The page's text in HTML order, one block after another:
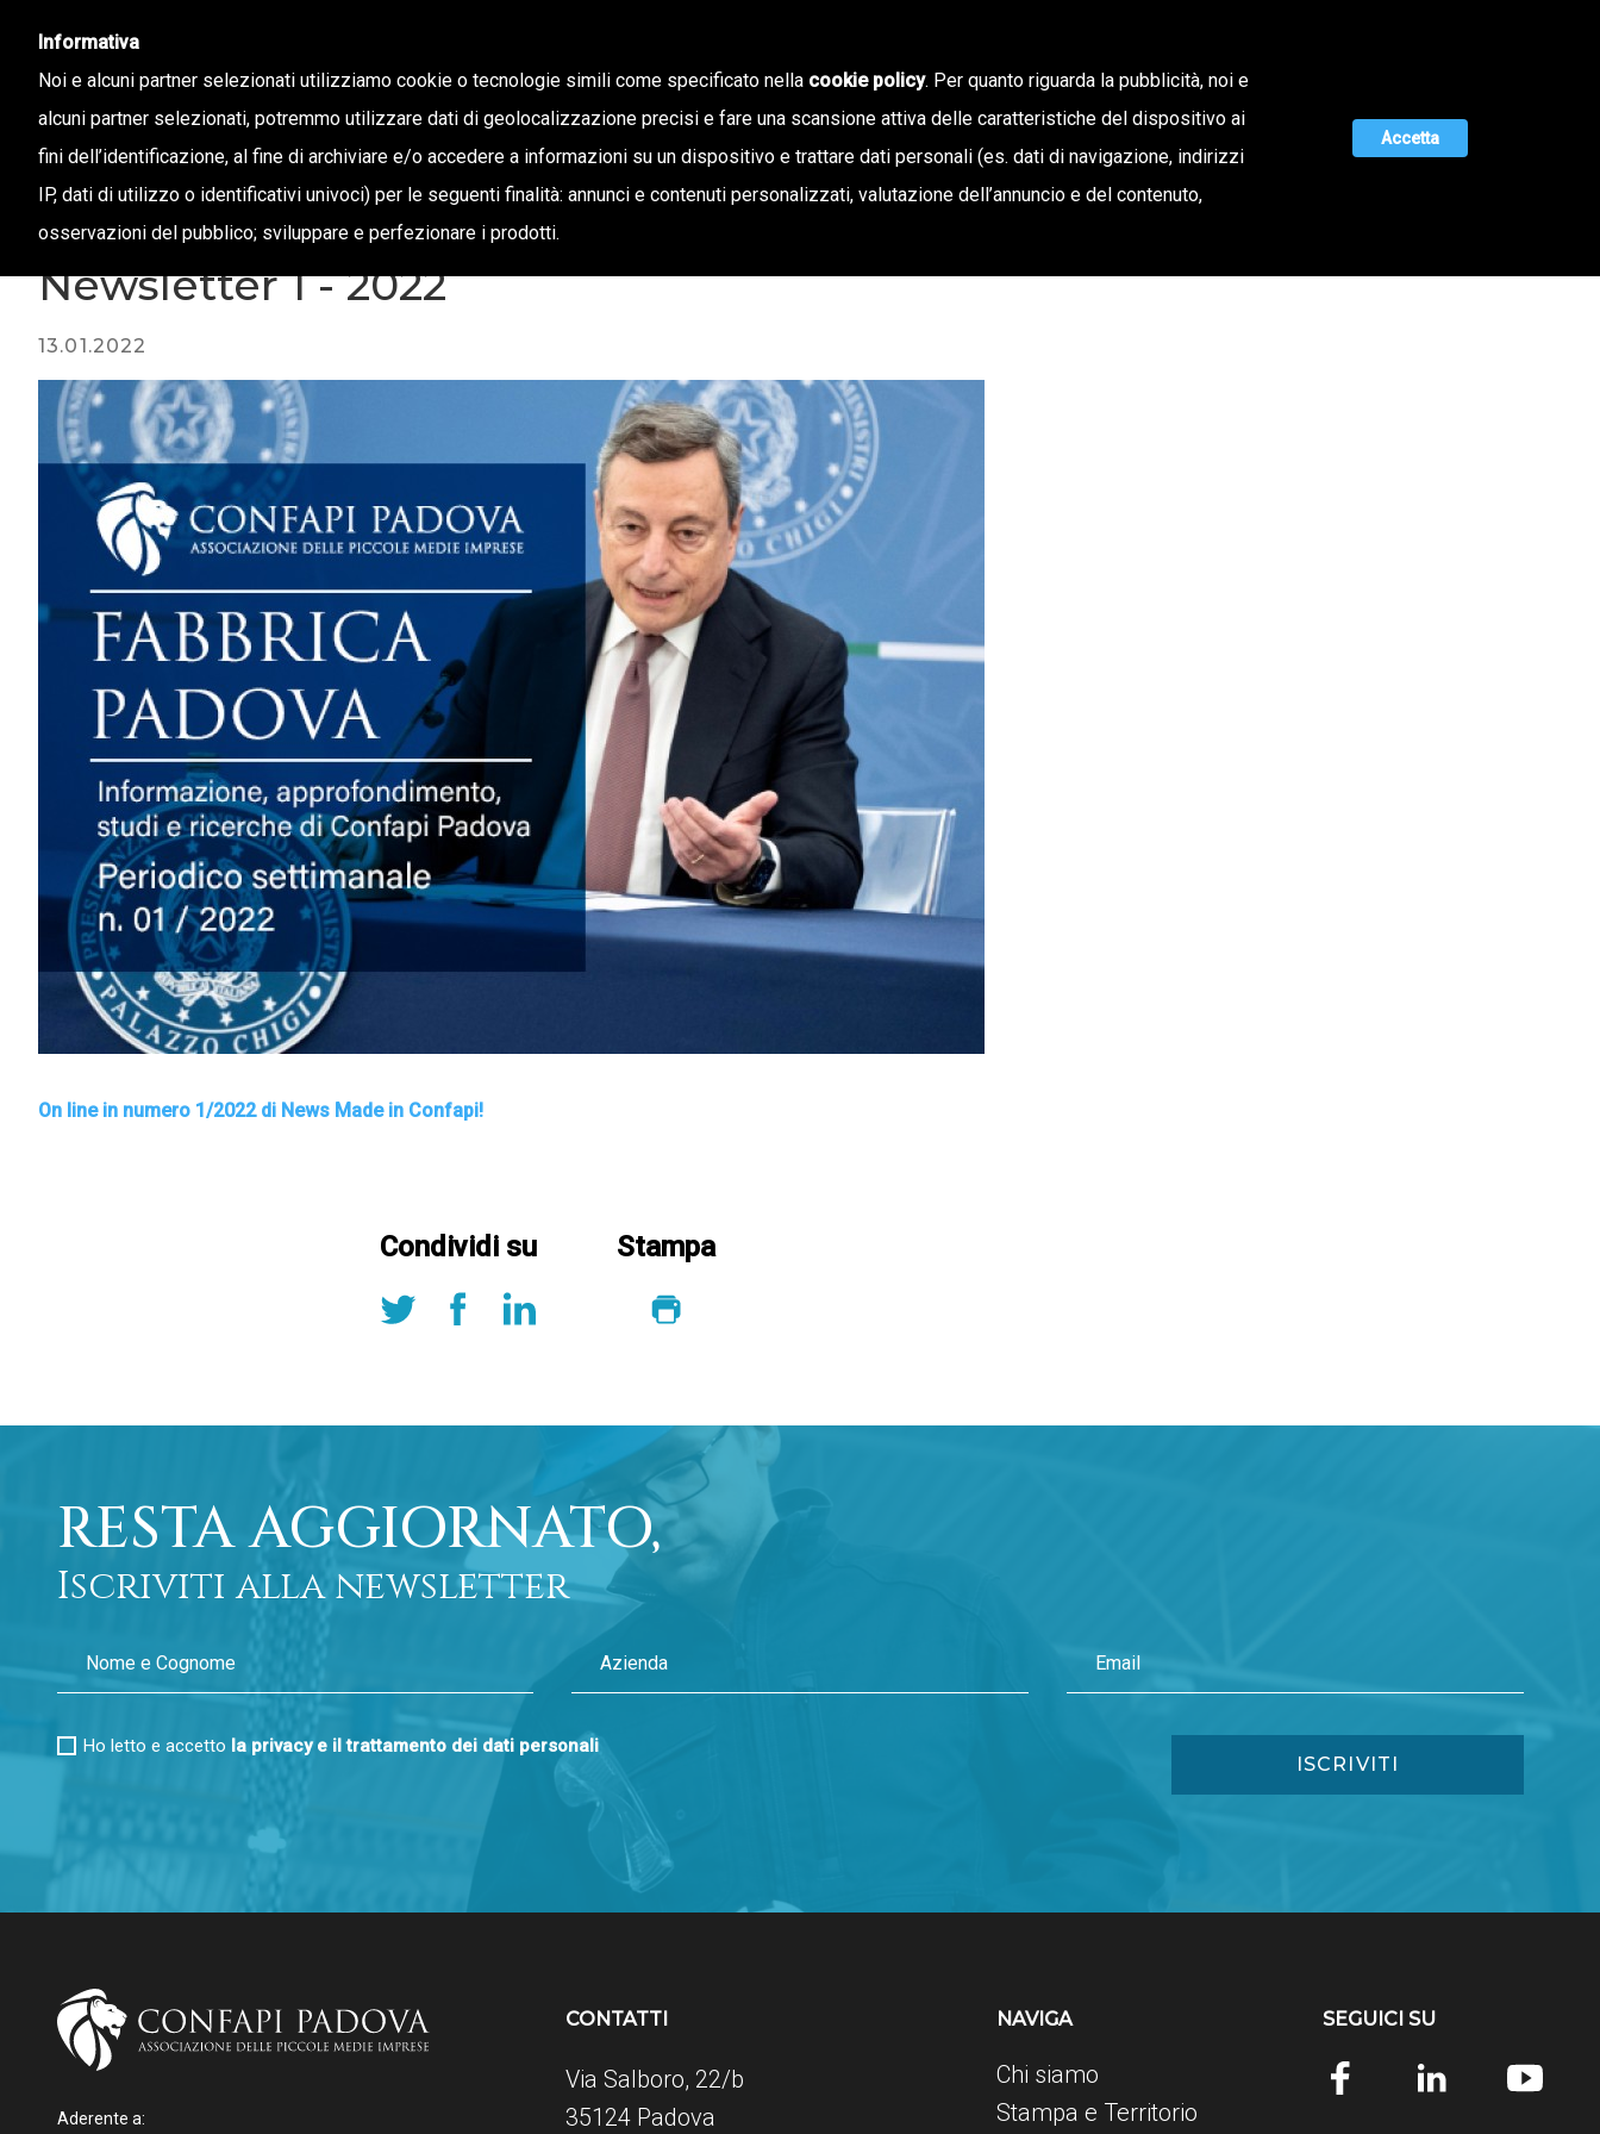
info@confapi.padova.it
CHI SIAMO STAMPA E TERRITORIO NOTIZIE OFFERTA DI VALORE MAGAZINE UNISCITI A NOI
Magazine /
Newsletter 1 - 2022
13.01.2022
On line in numero 1/2022 di News Made in Confapi!
Condividi su Stampa
RESTA AGGIORNATO,
Iscriviti alla newsletter
Ho letto e accetto la privacy e il trattamento dei dati personali
Aderente a:
CONTATTI
Via Salboro, 22/b
35124 Padova
NAVIGA
Chi siamo
Stampa e Territorio
SEGUICI SU
Informativa
Noi e alcuni partner selezionati utilizziamo cookie o tecnologie simili come specificato nella cookie policy. Per quanto riguarda la pubblicità, noi e
alcuni partner selezionati, potremmo utilizzare dati di geolocalizzazione precisi e fare una scansione attiva delle caratteristiche del dispositivo ai
fini dell’identificazione, al fine di archiviare e/o accedere a informazioni su un dispositivo e trattare dati personali (es. dati di navigazione, indirizzi
IP, dati di utilizzo o identificativi univoci) per le seguenti finalità: annunci e contenuti personalizzati, valutazione dell’annuncio e del contenuto,
osservazioni del pubblico; sviluppare e perfezionare i prodotti.
Accetta